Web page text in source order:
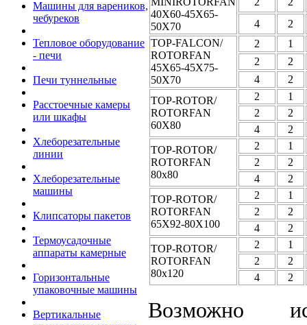
Машины для вареников,
чебуреков
Тепловое оборудование
- печи
Печи туннельные
Расстоечные камеры
или шкафы
Хлеборезательные
линии
Хлеборезательные
машины
Клипсаторы пакетов
Термоусадочные
аппараты камерные
Горизонтальные
упаковочные машины
Вертикальные
40X60-45X65-
50X70
4
2
TOP-FALCON/
ROTORFAN
45X65-45X75-
50X70
2
1
2
2
4
2
TOP-ROTOR/
ROTORFAN
60X80
2
1
2
2
4
2
TOP-ROTOR/
ROTORFAN
80x80
2
1
2
2
4
2
TOP-ROTOR/
ROTORFAN
65X92-80X100
2
1
2
2
4
2
TOP-ROTOR/
ROTORFAN
80x120
2
1
2
2
4
2
Возможно